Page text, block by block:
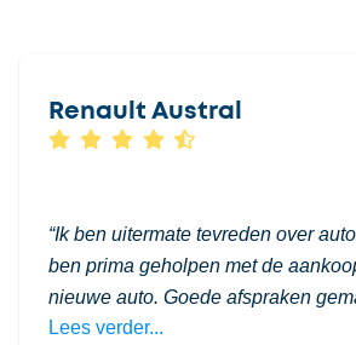
Renault Austral
Ik ben uitermate tevreden over
ben prima geholpen met de
nieuwe auto. Goede afspraken
Lees verder...